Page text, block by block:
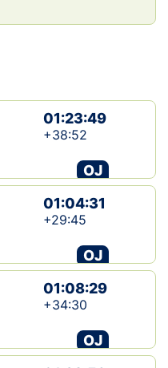
01:23:49
+38:52
OJ
01:04:31
+29:45
OJ
01:08:29
+34:30
OJ